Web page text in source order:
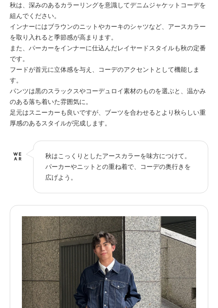
秋は、深みのあるカラーリングを意識してデニムジャケットコーデを
組んでください。
インナーにはブラウンのニットやカーキのシャツなど、アースカラー
を取り入れると季節感が高まります。
また、パーカーをインナーに仕込んだレイヤードスタイルも秋の定番
です。
フードが首元に立体感を与え、コーデのアクセントとして機能しま
す。
パンツは黒のスラックスやコーデュロイ素材のものを選ぶと、温かみ
のある落ち着いた雰囲気に。
足元はスニーカーも良いですが、ブーツを合わせるとより秋らしい重
厚感のあるスタイルが完成します。
秋はこっくりとしたアースカラーを味方につけて。
パーカーやニットとの重ね着で、コーデの奥行きを
広げよう。